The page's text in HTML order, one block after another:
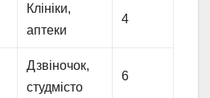
Клініки,
аптеки
4
Дзвіночок,
студмісто
6